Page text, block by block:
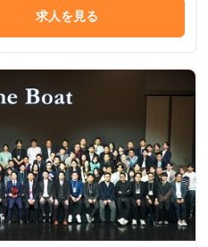
求人を見る